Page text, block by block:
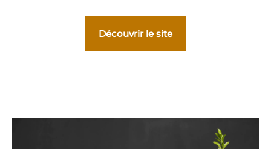
Découvrir le site